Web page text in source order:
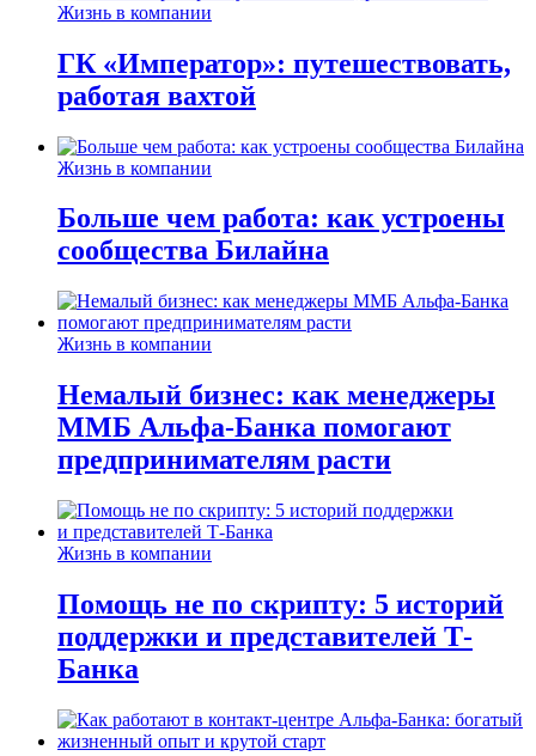
Жизнь в компании
ГК «Император»: путешествовать,
работая вахтой
Жизнь в компании
Больше чем работа: как устроены
сообщества Билайна
Жизнь в компании
Немалый бизнес: как менеджеры
ММБ Альфа-Банка помогают
предпринимателям расти
Жизнь в компании
Помощь не по скрипту: 5 историй
поддержки и представителей Т-
Банка